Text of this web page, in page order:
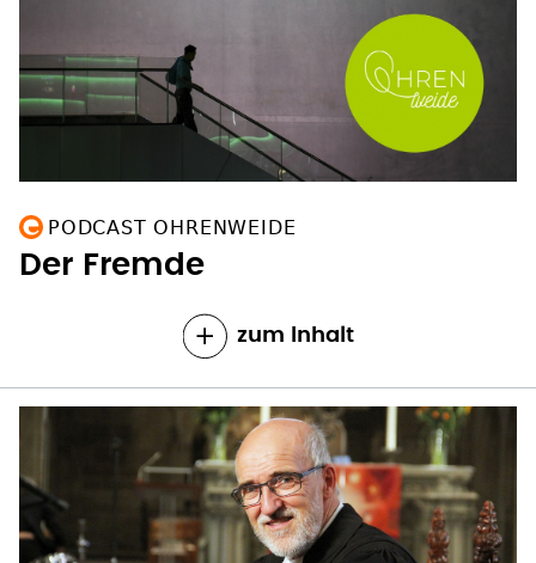
PODCAST OHRENWEIDE
Der Fremde
zum Inhalt